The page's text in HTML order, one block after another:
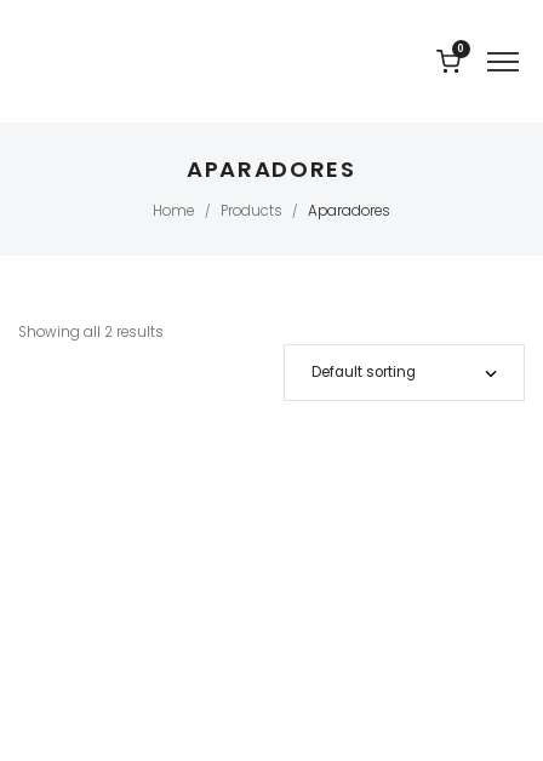
0
APARADORES
Home / Products / Aparadores
Showing all 2 results